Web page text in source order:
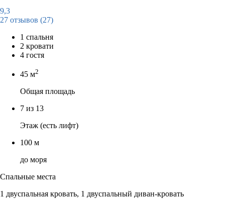
9,3
27 отзывов (27)
1 спальня
2 кровати
4 гостя
45 м2
Общая площадь
7 из 13
Этаж (есть лифт)
100 м
до моря
Спальные места
1 двуспальная кровать, 1 двуспальный диван-кровать